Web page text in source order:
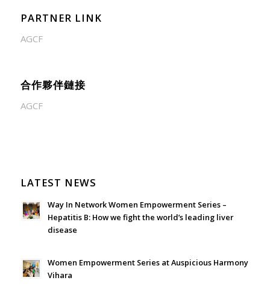
PARTNER LINK
AGCF
合作夥伴鏈接
AGCF
LATEST NEWS
Way In Network Women Empowerment Series –
Hepatitis B: How we fight the world’s leading liver
disease
Women Empowerment Series at Auspicious Harmony
Vihara